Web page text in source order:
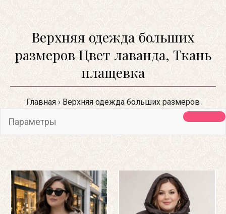
Верхняя одежда больших
размеров Цвет лаванда, Ткань
плащевка
Главная Верхняя одежда больших размеров
Параметры